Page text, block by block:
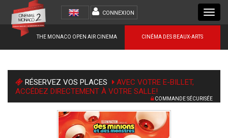
CINÉMA DES BEAUX-ARTS
THE MONACO OPEN AIR CINEMA
CONNEXION
RÉSERVEZ VOS PLACES
AVEC VOTRE E-BILLET,
ACCÉDEZ DIRECTEMENT À VOTRE SALLE!
COMMANDE SÉCURISÉE